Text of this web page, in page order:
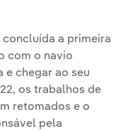
concluída a primeira
com o navio
e chegar ao seu
os trabalhos de
retomados e o
pela